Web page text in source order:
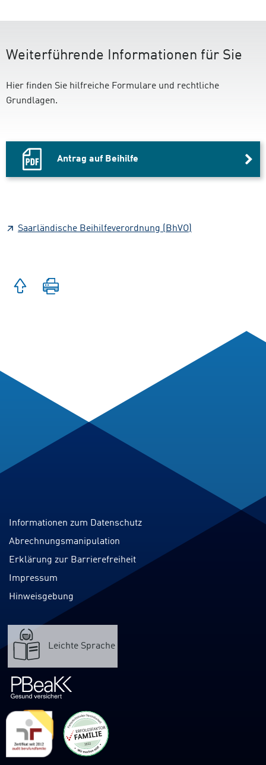
Weiterführende Informationen für Sie
Hier finden Sie hilfreiche Formulare und rechtliche
Grundlagen.
Antrag auf Beihilfe
Saarländische Beihilfeverordnung (BhVO)
Zum
Seitenanfang
springen
Informationen zum Datenschutz
Abrechnungsmanipulation
Erklärung zur Barrierefreiheit
Impressum
Hinweisgebung
Leichte Sprache
Verweis
zur
Internetpräsenz